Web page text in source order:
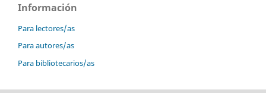
Información
Para lectores/as
Para autores/as
Para bibliotecarios/as